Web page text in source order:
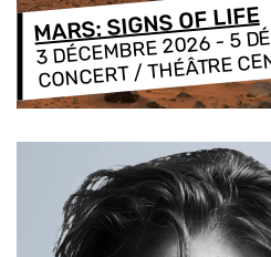
MARS: SIGNS OF LIFE
3 DÉCEMBRE 2026-5
CONCERT / THÉÂTRE